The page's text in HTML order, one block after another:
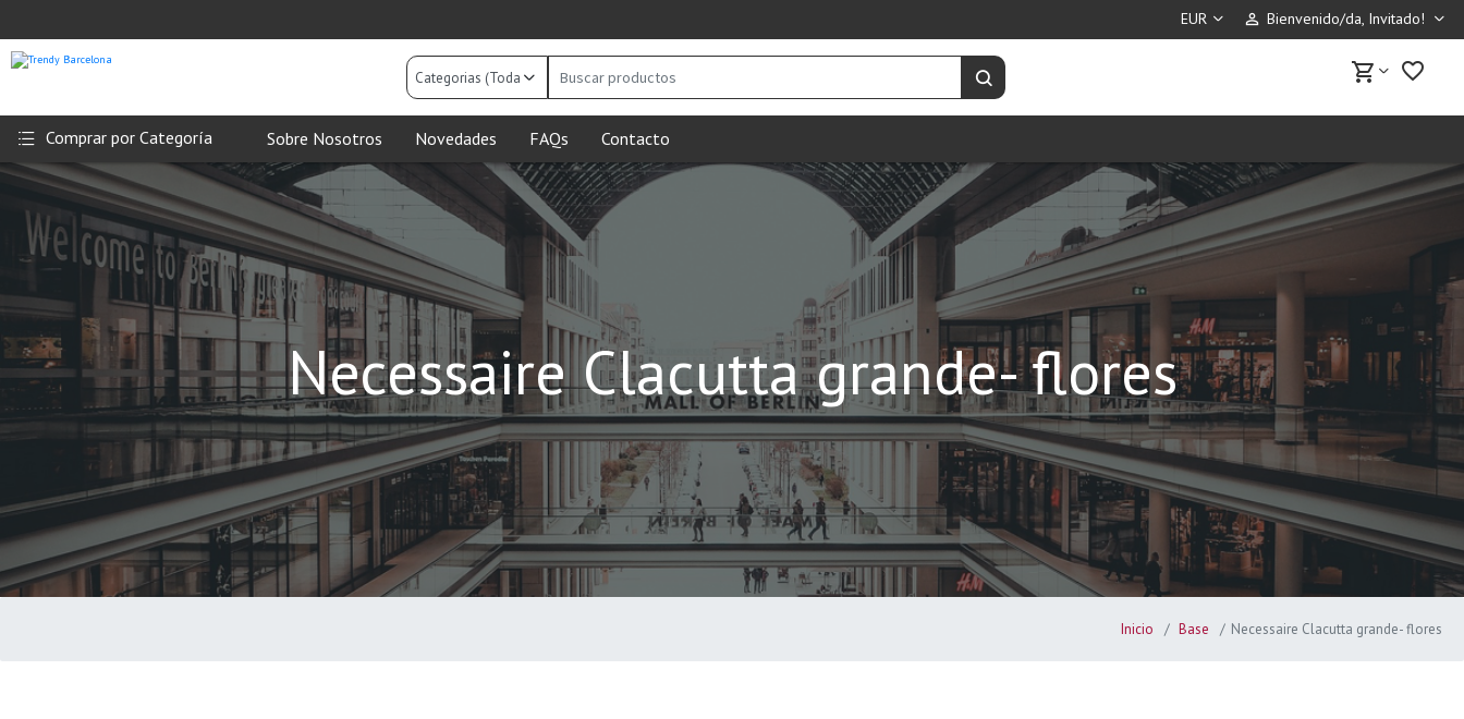
perm_identity Bienvenido/da, Invitado!
Categorias
(Todas)
productos
Buscar productos shopping_cart favorite_border
Comprar por Categoría Sobre Nosotros Novedades FAQs Contacto
Necessaire Clacutta grande- flores
Inicio Base Necessaire Clacutta grande- flores